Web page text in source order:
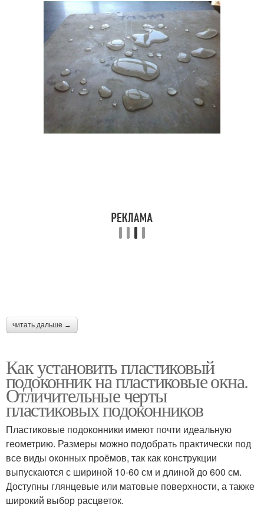
читать дальше →
Как установить пластиковый
подоконник на пластиковые окна.
Отличительные черты
пластиковых подоконников
Пластиковые подоконники имеют почти идеальную
геометрию. Размеры можно подобрать практически под
все виды оконных проёмов, так как конструкции
выпускаются с шириной 10-60 см и длиной до 600 см.
Доступны глянцевые или матовые поверхности, а также
широкий выбор расцветок.